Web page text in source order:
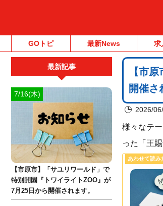
GOトピ 最新News 求
【市
開催さ
2026/
様々なテ
った「王
最新記事
7/16(木)
【市原市】「サユリワールド」で
特別開園『トワイライトZOO』が
7月25日から開催されます。